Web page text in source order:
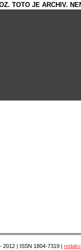
TOTO JE ARCHIV.
2012 | ISSN 1804-7319 |